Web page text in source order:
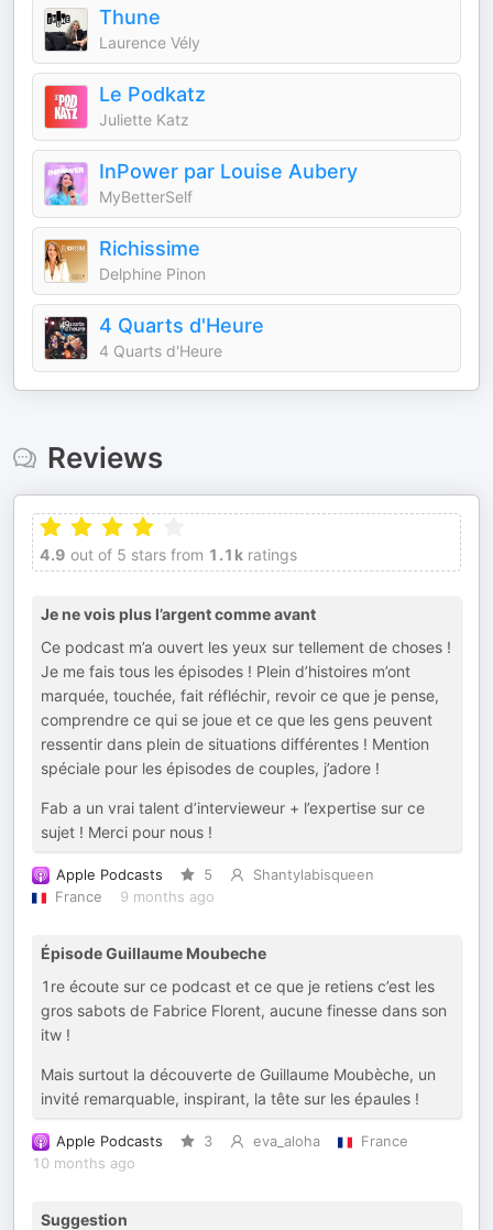
Thune
Laurence Vély
Le Podkatz
Juliette Katz
InPower par Louise Aubery
MyBetterSelf
Richissime
Delphine Pinon
4 Quarts d'Heure
4 Quarts d'Heure
Reviews
4.9 out of 5 stars from 1.1k ratings
Je ne vois plus l’argent comme avant
Ce podcast m’a ouvert les yeux sur tellement de choses !
Je me fais tous les épisodes ! Plein d’histoires m’ont
marquée, touchée, fait réfléchir, revoir ce que je pense,
comprendre ce qui se joue et ce que les gens peuvent
ressentir dans plein de situations différentes ! Mention
spéciale pour les épisodes de couples, j’adore !
Fab a un vrai talent d’intervieweur + l’expertise sur ce
sujet ! Merci pour nous !
Apple Podcasts 5
Shantylabisqueen
France
9 months ago
Épisode Guillaume Moubeche
1re écoute sur ce podcast et ce que je retiens c’est les
gros sabots de Fabrice Florent, aucune finesse dans son
itw !
Mais surtout la découverte de Guillaume Moubèche, un
invité remarquable, inspirant, la tête sur les épaules !
Apple Podcasts 3 eva_aloha
France
10 months ago
Suggestion